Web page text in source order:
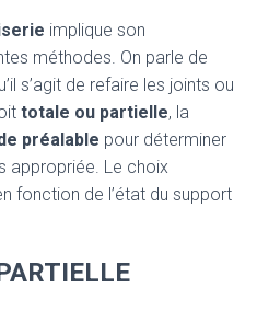
implique son
méthodes. On parle de
s’agit de refaire les joints ou
totale ou partielle, la
préalable pour déterminer
appropriée. Le choix
fonction de l’état du support